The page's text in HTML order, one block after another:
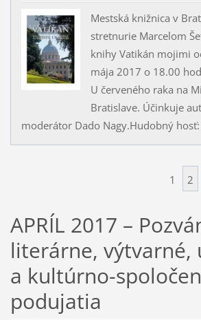
Mestská knižnica v
stretnurie Marcelom
knihy Vatikán mojimi
mája 2017 o 18.00
U červeného raka na
Bratislave. Účinkuje
moderátor Dado Nagy.Hudobný hosť:
1 2
APRÍL 2017 –
literárne, výtvarné,
a kultúrno-
podujatia